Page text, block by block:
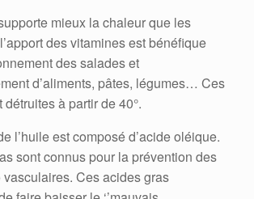
mieux la chaleur que les
des vitamines est bénéfique
des salades et
d’aliments, pâtes, légumes… Ces
à partir de 40°.
l’huile est composé d’acide oléique.
sont connus pour la prévention des
Ces acides gras